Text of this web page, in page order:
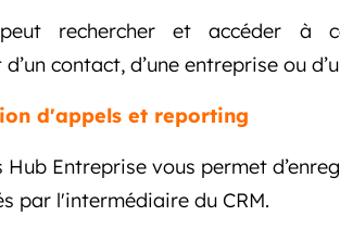
rechercher et accéder à
contact, d’une entreprise ou
d'appels et reporting
Hub Entreprise vous permet
par l'intermédiaire du CRM.